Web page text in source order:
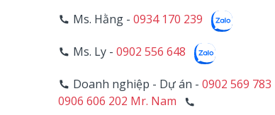
Ms. Hằng - 0934 170 239
Ms. Ly - 0902 556 648
Doanh nghiệp - Dự án - 0902 569
0906 606 202 Mr. Nam